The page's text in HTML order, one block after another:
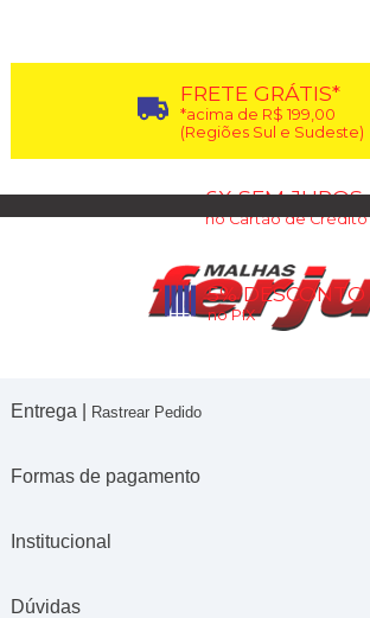
FRETE GRÁTIS*
*acima de R$ 199,00
(Regiões Sul e Sudeste)
6X SEM JUROS
no Cartão de Crédito
5% DESCONTO
no PIX
Entrega | Rastrear Pedido
Formas de pagamento
Institucional
Dúvidas